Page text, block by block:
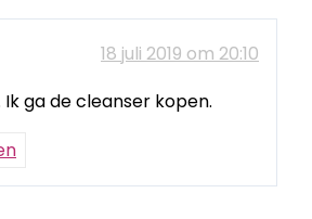
18 juli 2019 om 20:10
ga de cleanser kopen.